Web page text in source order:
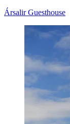
Ársalir Guesthouse